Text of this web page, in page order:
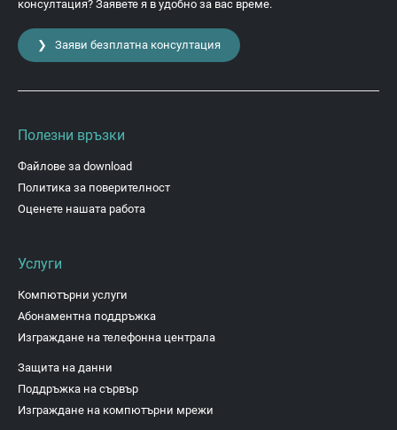
консултация? Заявете я в удобно за вас време.
❯ Заяви безплатна консултация
Полезни връзки
Файлове за download
Политика за поверителност
Оценете нашата работа
Услуги
Компютърни услуги
Абонаментна поддръжка
Изграждане на телефонна централа
Защита на данни
Поддръжка на сървър
Изграждане на компютърни мрежи